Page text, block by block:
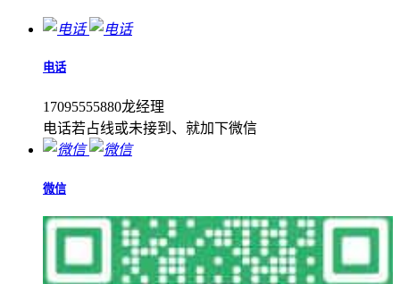
电话
17095555880龙经理
电话若占线或未接到、就加下微信
微信